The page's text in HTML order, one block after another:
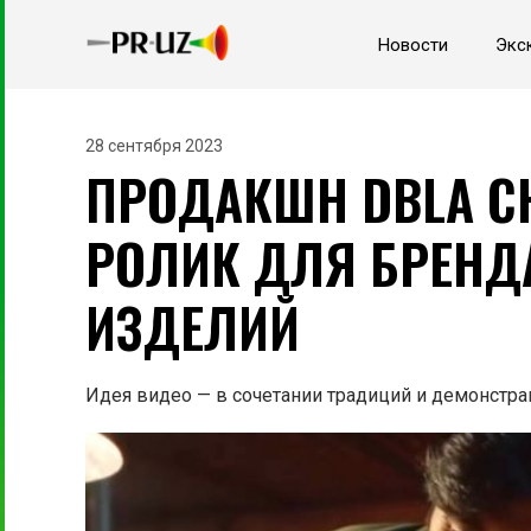
Новости
28 сентября 2023
ПРОДАКШН DBLA
РОЛИК ДЛЯ
ИЗДЕЛИЙ
Идея видео — в сочетании традиций и